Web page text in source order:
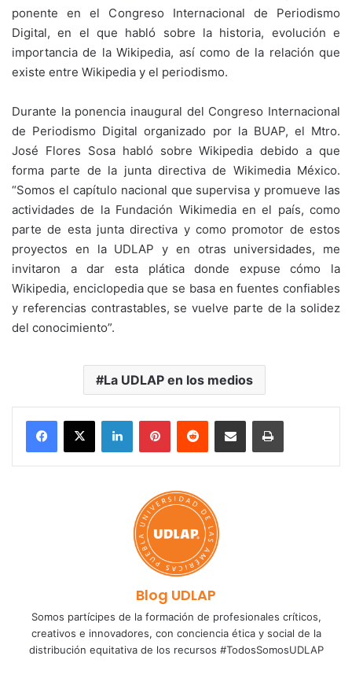
ponente en el Congreso Internacional de Periodismo
Digital, en el que habló sobre la historia, evolución e
importancia de la Wikipedia, así como de la relación que
existe entre Wikipedia y el periodismo.
Durante la ponencia inaugural del Congreso Internacional
de Periodismo Digital organizado por la BUAP, el Mtro.
José Flores Sosa habló sobre Wikipedia debido a que
forma parte de la junta directiva de Wikimedia México.
“Somos el capítulo nacional que supervisa y promueve las
actividades de la Fundación Wikimedia en el país, como
parte de esta junta directiva y como promotor de estos
proyectos en la UDLAP y en otras universidades, me
invitaron a dar esta plática donde expuse cómo la
Wikipedia, enciclopedia que se basa en fuentes confiables
y referencias contrastables, se vuelve parte de la solidez
del conocimiento”.
La UDLAP en los medios
LinkedInPinterestReddit Share via Email Print
Blog UDLAP
Somos partícipes de la formación de profesionales críticos,
creativos e innovadores, con conciencia ética y social de la
distribución equitativa de los recursos #TodosSomosUDLAP